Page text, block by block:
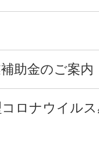
助金のご案内
ロナウイル